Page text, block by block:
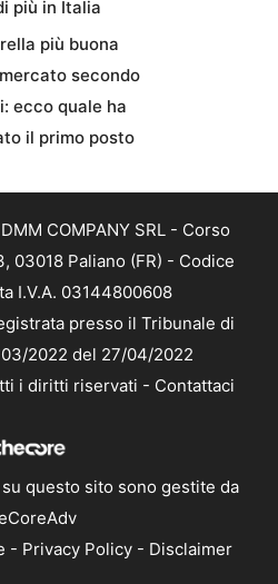
più in Italia
più buona
secondo
ecco quale ha
il primo posto
COMPANY SRL - Corso
03018 Paliano (FR) - Codice
I.V.A. 03144800608
presso il Tribunale di
2022 del 27/04/2022
i diritti riservati - Contattaci
questo sito sono gestite da
- Privacy Policy - Disclaimer